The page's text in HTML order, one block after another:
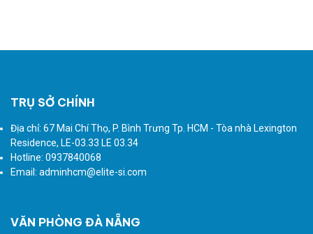
TRỤ SỞ CHÍNH
Địa chỉ: 67 Mai Chí Thọ, P. Bình Trưng Tp. HCM - Tòa nhà Lexington
Residence, LE-03.33 LE 03.34
Hotline: 0937840068
Email: adminhcm@elite-si.com
VĂN PHÒNG ĐÀ NẴNG